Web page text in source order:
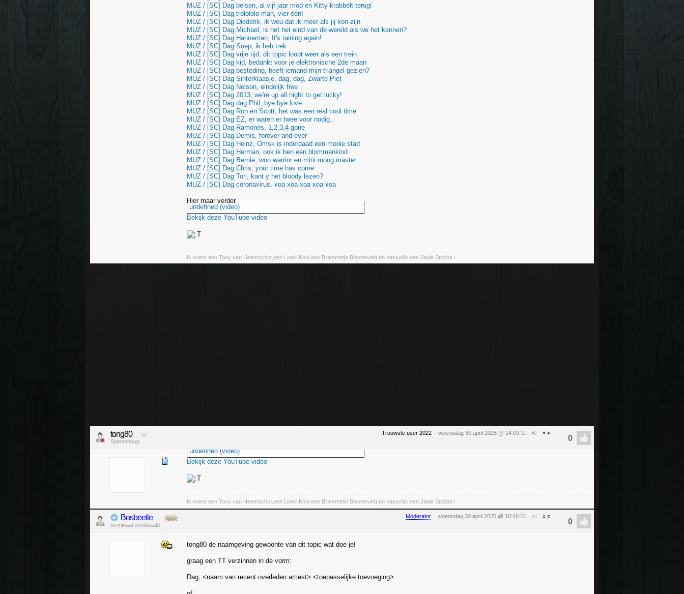
MUZ / [SC] Dag belsen, al vijf jaar mod en Kitty krabbelt terug!
MUZ / [SC] Dag trolololo man, vier één!
MUZ / [SC] Dag Diederik, ik wou dat ik meer als jij kon zijn
MUZ / [SC] Dag Michael, is het het eind van de wereld als we het kennen?
MUZ / [SC] Dag Hanneman, It's raining again!
MUZ / [SC] Dag Soep, ik heb trek
MUZ / [SC] Dag vrije tijd, dit topic loopt weer als een trein
MUZ / [SC] Dag kid, bedankt voor je elektronische 2de maan
MUZ / [SC] Dag besteding, heeft iemand mijn triangel gezien?
MUZ / [SC] Dag Sinterklaasje, dag, dag, Zwarte Piet
MUZ / [SC] Dag Nelson, eindelijk free
MUZ / [SC] Dag 2013, we're up all night to get lucky!
MUZ / [SC] Dag dag Phil, bye bye love
MUZ / [SC] Dag Ron en Scott, het was een real cool time
MUZ / [SC] Dag EZ, er waren er twee voor nodig..
MUZ / [SC] Dag Ramones, 1,2,3,4 gone
MUZ / [SC] Dag Demis, forever and ever
MUZ / [SC] Dag Heinz, Omsk is inderdaad een mooie stad
MUZ / [SC] Dag Herman, ook ik ben een blommenkind
MUZ / [SC] Dag Bernie, woo warrior en mini moog master.
MUZ / [SC] Dag Chris, your time has come
MUZ / [SC] Dag Tori, kant y het bloody lezen?
MUZ / [SC] Dag coronavirus, xoa xoa xoa xoa xoa
Hier maar verder.
undefined (video)
Bekijk deze YouTube-video
Ik noem een Tony van Heemschut,een Loeki Knol,een Brammetje Biesterveld en natuurlijk een Japie Stobbe !
Trouwste user 2022 woensdag 30 april 2025 @ 14:09:11 #2
tong80
Spleenheup
undefined (video)
Bekijk deze YouTube-video
Ik noem een Tony van Heemschut,een Loeki Knol,een Brammetje Biesterveld en natuurlijk een Japie Stobbe !
Moderator woensdag 30 april 2025 @ 16:46:56 #3
Bosbeetle
terminaal verdwaald
tong80 de naamgeving gewoonte van dit topic wat doe je!
graag een TT verzinnen in de vorm:
Dag, <naam van recent overleden artiest> <toepasselijke toevoeging>